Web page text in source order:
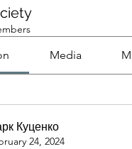
Media
Куценко
24, 2024